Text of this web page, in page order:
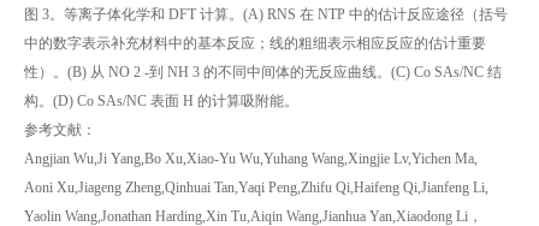
图 3。等离子体化学和 DFT 计算。(A) RNS 在 NTP 中的估计反应途径（括号
中的数字表示补充材料中的基本反应；线的粗细表示相应反应的估计重要
性）。(B) 从 NO 2 -到 NH 3 的不同中间体的无反应曲线。(C) Co SAs/NC 结
构。(D) Co SAs/NC 表面 H 的计算吸附能。
参考文献：
Angjian Wu,Ji Yang,Bo Xu,Xiao-Yu Wu,Yuhang Wang,Xingjie Lv,Yichen Ma,
Aoni Xu,Jiageng Zheng,Qinhuai Tan,Yaqi Peng,Zhifu Qi,Haifeng Qi,Jianfeng Li,
Yaolin Wang,Jonathan Harding,Xin Tu,Aiqin Wang,Jianhua Yan,Xiaodong Li，